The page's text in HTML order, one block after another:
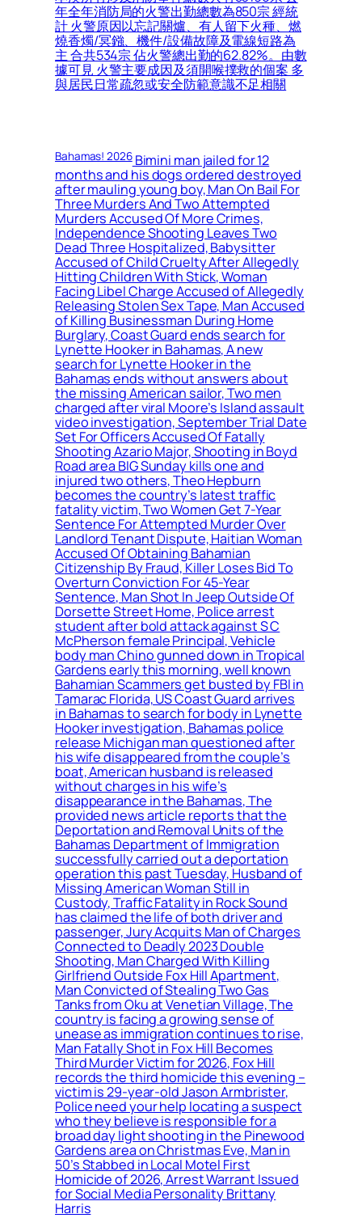
年全年消防局的火警出勤總數為850宗 經統
計 火警原因以忘記關爐、有人留下火種、燃
燒香燭/冥鏹、機件/設備故障及電線短路為
主 合共534宗 佔火警總出勤的62.82%。由數
據可見 火警主要成因及須開喉撲救的個案 多
與居民日常疏忽或安全防範意識不足相關
Bahamas! 2026Bimini man jailed for 12
months and his dogs ordered destroyed
after mauling young boy, Man On Bail For
Three Murders And Two Attempted
Murders Accused Of More Crimes,
Independence Shooting Leaves Two
Dead Three Hospitalized, Babysitter
Accused of Child Cruelty After Allegedly
Hitting Children With Stick, Woman
Facing Libel Charge Accused of Allegedly
Releasing Stolen Sex Tape, Man Accused
of Killing Businessman During Home
Burglary, Coast Guard ends search for
Lynette Hooker in Bahamas, A new
search for Lynette Hooker in the
Bahamas ends without answers about
the missing American sailor, Two men
charged after viral Moore’s Island assault
video investigation, September Trial Date
Set For Officers Accused Of Fatally
Shooting Azario Major, Shooting in Boyd
Road area BIG Sunday kills one and
injured two others, Theo Hepburn
becomes the country’s latest traffic
fatality victim, Two Women Get 7-Year
Sentence For Attempted Murder Over
Landlord Tenant Dispute, Haitian Woman
Accused Of Obtaining Bahamian
Citizenship By Fraud, Killer Loses Bid To
Overturn Conviction For 45-Year
Sentence, Man Shot In Jeep Outside Of
Dorsette Street Home, Police arrest
student after bold attack against S C
McPherson female Principal, Vehicle
body man Chino gunned down in Tropical
Gardens early this morning, well known
Bahamian Scammers get busted by FBI in
Tamarac Florida, US Coast Guard arrives
in Bahamas to search for body in Lynette
Hooker investigation, Bahamas police
release Michigan man questioned after
his wife disappeared from the couple’s
boat, American husband is released
without charges in his wife’s
disappearance in the Bahamas, The
provided news article reports that the
Deportation and Removal Units of the
Bahamas Department of Immigration
successfully carried out a deportation
operation this past Tuesday, Husband of
Missing American Woman Still in
Custody, Traffic Fatality in Rock Sound
has claimed the life of both driver and
passenger, Jury Acquits Man of Charges
Connected to Deadly 2023 Double
Shooting, Man Charged With Killing
Girlfriend Outside Fox Hill Apartment,
Man Convicted of Stealing Two Gas
Tanks from Oku at Venetian Village, The
country is facing a growing sense of
unease as immigration continues to rise,
Man Fatally Shot in Fox Hill Becomes
Third Murder Victim for 2026, Fox Hill
records the third homicide this evening –
victim is 29-year-old Jason Armbrister,
Police need your help locating a suspect
who they believe is responsible for a
broad day light shooting in the Pinewood
Gardens area on Christmas Eve, Man in
50’s Stabbed in Local Motel First
Homicide of 2026, Arrest Warrant Issued
for Social Media Personality Brittany
Harris